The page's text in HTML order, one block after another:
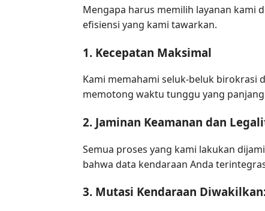
Mengapa harus memilih layanan kami
efisiensi yang kami tawarkan.
1. Kecepatan Maksimal
Kami memahami seluk-beluk birokrasi
memotong waktu tunggu yang
2. Jaminan Keamanan dan
Semua proses yang kami lakukan
bahwa data kendaraan Anda
3. Mutasi Kendaraan